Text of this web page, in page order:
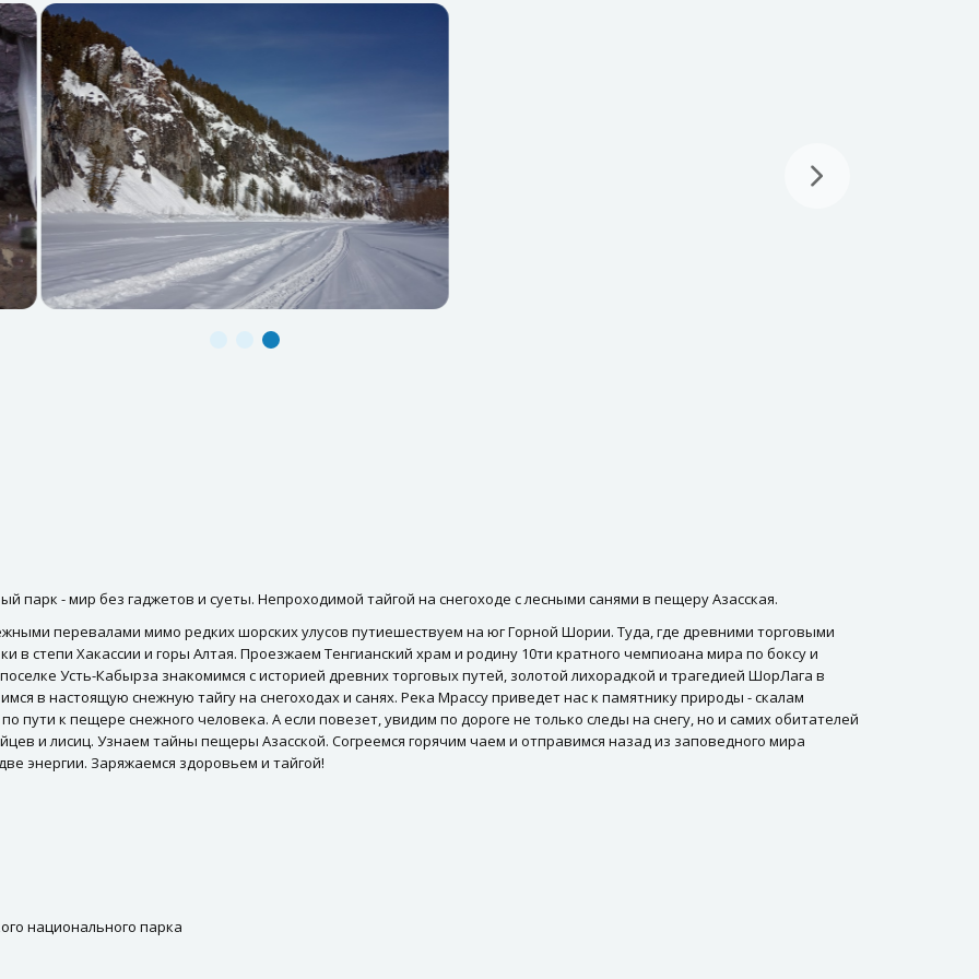
- мир без гаджетов и суеты. Непроходимой тайгой на снегоходе с лесными санями в пещеру Азасская.
перевалами мимо редких шорских улусов путиешествуем на юг Горной Шории. Туда, где древними торговыми
в степи Хакассии и горы Алтая. Проезжаем Тенгианский храм и родину 10ти кратного чемпиоана мира по боксу и
Усть-Кабырза знакомимся с историей древних торговых путей, золотой лихорадкой и трагедией ШорЛага в
в настоящую снежную тайгу на снегоходах и санях. Река Мрассу приведет нас к памятнику природы - скалам
пути к пещере снежного человека. А если повезет, увидим по дороге не только следы на снегу, но и самих обитателей
и лисиц. Узнаем тайны пещеры Азасской. Согреемся горячим чаем и отправимся назад из заповедного мира
энергии. Заряжаемся здоровьем и тайгой!
национального парка